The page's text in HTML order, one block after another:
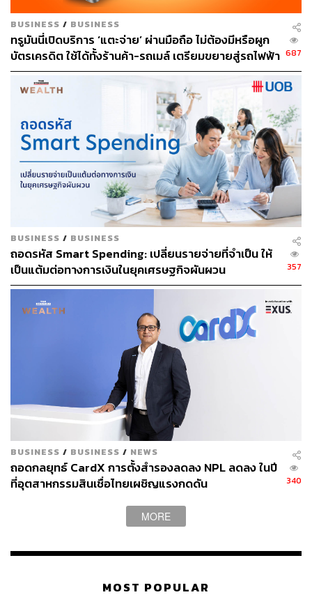
BUSINESS / BUSINESS
ทรูมันนี่เปิดบริการ ‘แตะจ่าย’ ผ่านมือถือ ไม่ต้องมีหรือผูก
บัตรเครดิต ใช้ได้ทั้งร้านค้า-รถเมล์ เตรียมขยายสู่รถไฟฟ้า
ใต้ดิน MRT ปลายปีนี้
687
BUSINESS / BUSINESS
ถอดรหัส Smart Spending: เปลี่ยนรายจ่ายที่จำเป็น ให้
เป็นแต้มต่อทางการเงินในยุคเศรษฐกิจผันผวน
357
BUSINESS / BUSINESS / NEWS
ถอดกลยุทธ์ CardX การตั้งสำรองลดลง NPL ลดลง ในปี
ที่อุตสาหกรรมสินเชื่อไทยเผชิญแรงกดดัน
340
MORE
MOST POPULAR